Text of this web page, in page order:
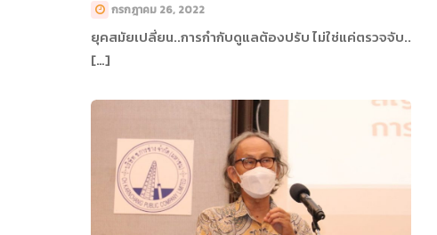
กรกฎาคม 26, 2022
ยุคสมัยเปลี่ยน..การกำกับดูแลต้องปรับ ไม่ใช่แค่ตรวจจับ..
[…]